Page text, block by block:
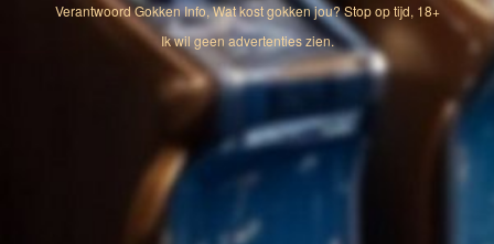
Verantwoord Gokken Info, Wat kost gokken jou? Stop op tijd, 18+
Ik wil geen advertenties zien.